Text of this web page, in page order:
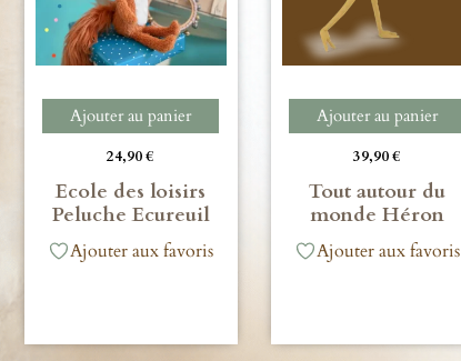
Ajouter au panier
24,90€
Ecole des loisirs
Peluche Ecureuil
Ajouter aux favoris
Ajouter au panier
39,90€
Tout autour du
monde Héron
Ajouter aux favoris